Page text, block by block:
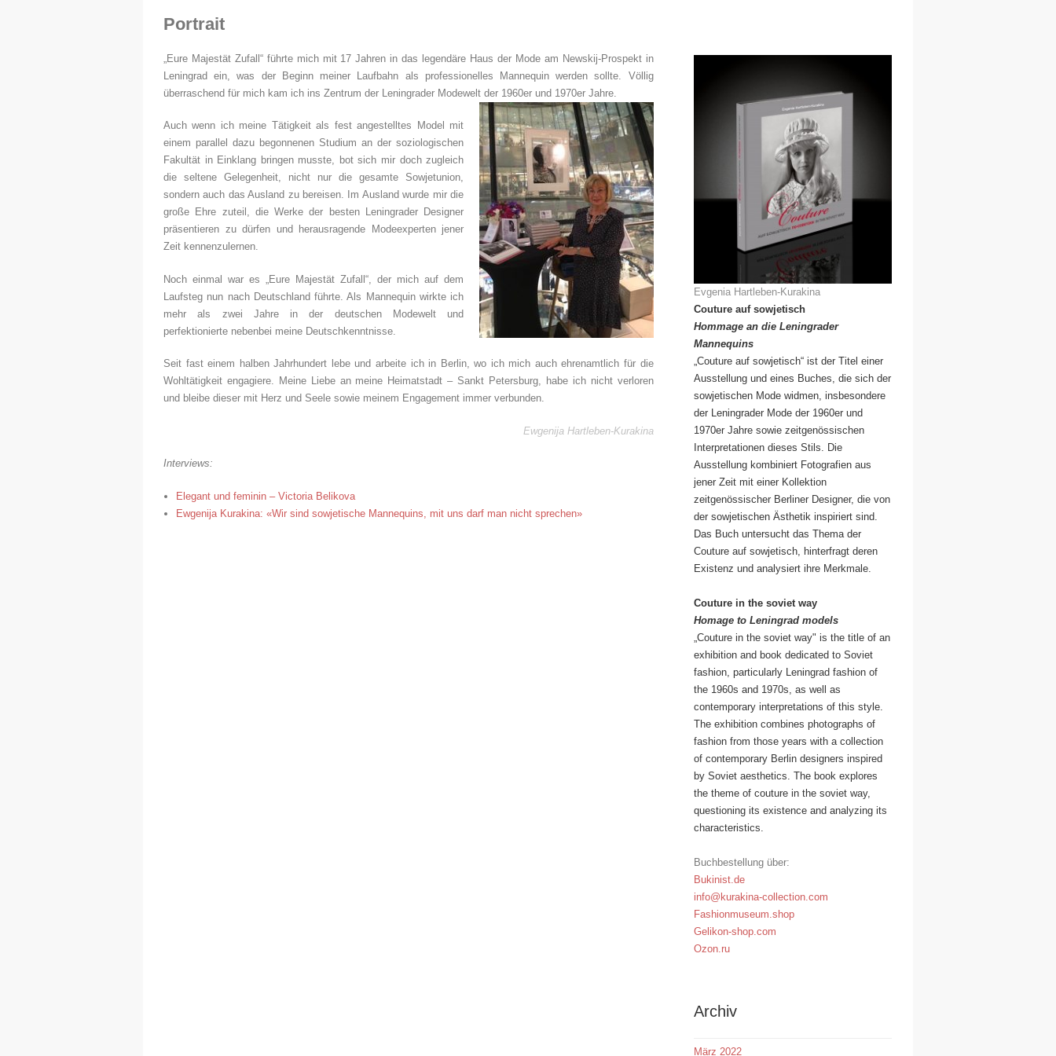
Portrait
„Eure Majestät Zufall“ führte mich mit 17 Jahren in das legendäre Haus der Mode am Newskij-Prospekt in
Leningrad ein, was der Beginn meiner Laufbahn als professionelles Mannequin werden sollte. Völlig
überraschend für mich kam ich ins Zentrum der Leningrader Modewelt der 1960er und 1970er Jahre.
Auch wenn ich meine Tätigkeit als fest angestelltes Model mit
einem parallel dazu begonnenen Studium an der soziologischen
Fakultät in Einklang bringen musste, bot sich mir doch zugleich
die seltene Gelegenheit, nicht nur die gesamte Sowjetunion,
sondern auch das Ausland zu bereisen. Im Ausland wurde mir die
große Ehre zuteil, die Werke der besten Leningrader Designer
präsentieren zu dürfen und herausragende Modeexperten jener
Zeit kennenzulernen.
Noch einmal war es „Eure Majestät Zufall“, der mich auf dem
Laufsteg nun nach Deutschland führte. Als Mannequin wirkte ich
mehr als zwei Jahre in der deutschen Modewelt und
perfektionierte nebenbei meine Deutschkenntnisse.
Seit fast einem halben Jahrhundert lebe und arbeite ich in Berlin, wo ich mich auch ehrenamtlich für die
Wohltätigkeit engagiere. Meine Liebe an meine Heimatstadt – Sankt Petersburg, habe ich nicht verloren
und bleibe dieser mit Herz und Seele sowie meinem Engagement immer verbunden.
Ewgenija Hartleben-Kurakina
Interviews:
Elegant und feminin – Victoria Belikova
Ewgenija Kurakina: «Wir sind sowjetische Mannequins, mit uns darf man nicht sprechen»
Evgenia Hartleben-Kurakina
Couture auf sowjetisch
Hommage an die Leningrader
Mannequins
„Couture auf sowjetisch“ ist der Titel einer
Ausstellung und eines Buches, die sich der
sowjetischen Mode widmen, insbesondere
der Leningrader Mode der 1960er und
1970er Jahre sowie zeitgenössischen
Interpretationen dieses Stils. Die
Ausstellung kombiniert Fotografien aus
jener Zeit mit einer Kollektion
zeitgenössischer Berliner Designer, die von
der sowjetischen Ästhetik inspiriert sind.
Das Buch untersucht das Thema der
Couture auf sowjetisch, hinterfragt deren
Existenz und analysiert ihre Merkmale.
Couture in the soviet way
Homage to Leningrad models
„Couture in the soviet way" is the title of an
exhibition and book dedicated to Soviet
fashion, particularly Leningrad fashion of
the 1960s and 1970s, as well as
contemporary interpretations of this style.
The exhibition combines photographs of
fashion from those years with a collection
of contemporary Berlin designers inspired
by Soviet aesthetics. The book explores
the theme of couture in the soviet way,
questioning its existence and analyzing its
characteristics.
Buchbestellung über:
Bukinist.de
info@kurakina-collection.com
Fashionmuseum.shop
Gelikon-shop.com
Ozon.ru
Archiv
März 2022